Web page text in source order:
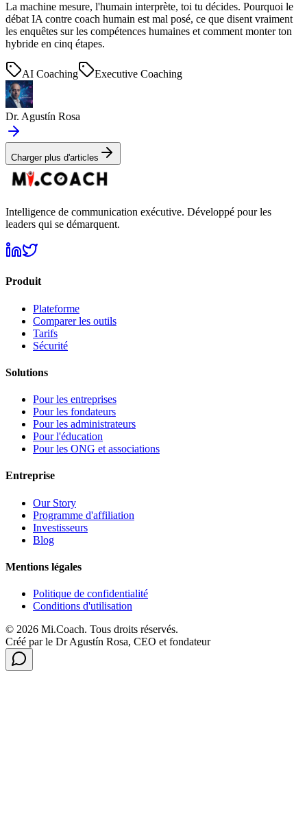
La machine mesure, l'humain interprète, toi tu décides. Pourquoi le
débat IA contre coach humain est mal posé, ce que disent vraiment
les enquêtes sur les compétences humaines et comment monter ton
hybride en cinq étapes.
AI Coaching Executive Coaching
Dr. Agustín Rosa
Charger plus d'articles
Intelligence de communication exécutive. Développé pour les
leaders qui se démarquent.
Produit
Plateforme
Comparer les outils
Tarifs
Sécurité
Solutions
Pour les entreprises
Pour les fondateurs
Pour les administrateurs
Pour l'éducation
Pour les ONG et associations
Entreprise
Our Story
Programme d'affiliation
Investisseurs
Blog
Mentions légales
Politique de confidentialité
Conditions d'utilisation
© 2026 Mi.Coach. Tous droits réservés.
Créé par le Dr Agustín Rosa, CEO et fondateur